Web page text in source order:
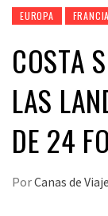
EUROPA FRANCIA
COSTA
LAS
DE 24
PorCanas de Viaje